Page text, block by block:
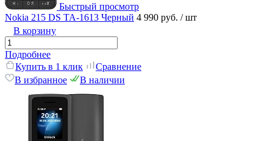
Быстрый просмотр
Nokia 215 DS TA-1613 Черный 4 990 руб. / шт
В корзину
Подробнее
Купить в 1 клик
Сравнение
В избранное
В наличии